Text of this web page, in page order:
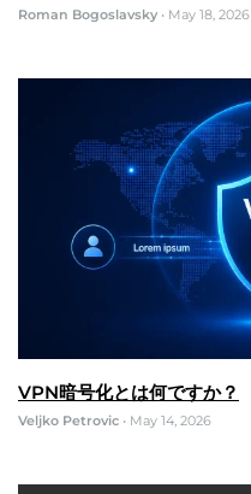
Roman Bogoslavsky • May 18, 2026
VPN暗号化とは何ですか？
Veljko Petrovic • May 14, 2026